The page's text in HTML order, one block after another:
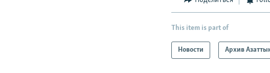
This item is part of
Новости Архив